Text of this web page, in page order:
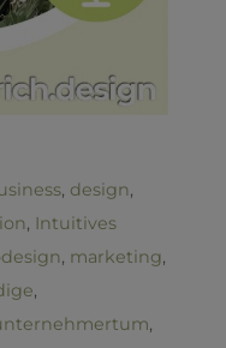
, design,
, Intuitives
, marketing,
,
,